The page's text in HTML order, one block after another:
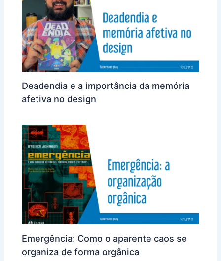
Deadendia e a importância da memória
afetiva no design
Emergência: Como o aparente caos se
organiza de forma orgânica